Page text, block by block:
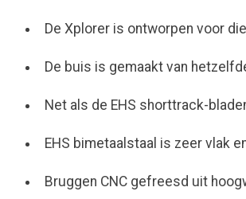
De Xplorer is ontworpen voor
De buis is gemaakt van
Net als de EHS shorttrack-
EHS bimetaalstaal is zeer vlak
Bruggen CNC gefreesd uit